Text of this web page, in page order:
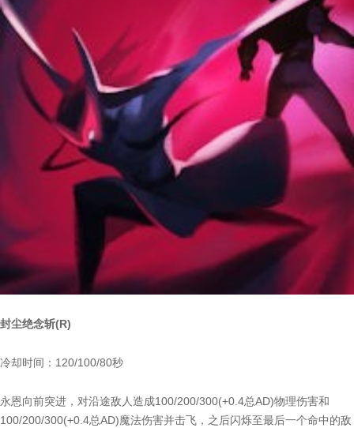
封尘绝念斩(R)
冷却时间：120/100/80秒
永恩向前突进，对沿途敌人造成100/200/300(+0.4总AD)物理伤害和
100/200/300(+0.4总AD)魔法伤害并击飞，之后闪烁至最后一个命中的敌